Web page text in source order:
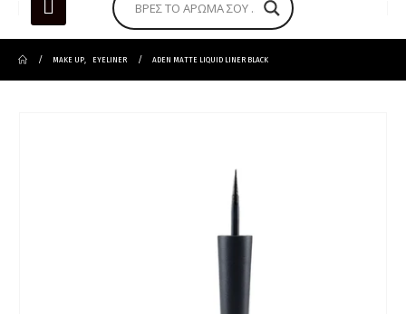
MAKE UP, EYELINER ADEN MATTE LIQUID LINER BLACK